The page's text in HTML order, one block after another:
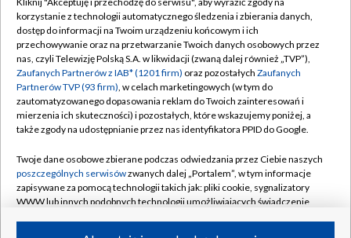
TVP
Abonament TVP
Emisja w TVP
Centrum informacji TVP
Naziemna Telewizja Cyfrowa
Rada Programowa
System NOS
Informacje o nadawcy
Regulamin TVP
Polityka prywatności
Moje zgody
Pomoc
Kontakt
Kanały
korzystanie z technologii automatycznego śledzenia i zbierania danych,
dostęp do informacji na Twoim urządzeniu końcowym i ich
przechowywanie oraz na przetwarzanie Twoich danych osobowych przez
nas, czyli Telewizję Polską S.A. w likwidacji (zwaną dalej również „TVP”),
Zaufanych Partnerów z IAB* (1201 firm) oraz pozostałych Zaufanych
Partnerów TVP (93 firm), w celach marketingowych (w tym do
zautomatyzowanego dopasowania reklam do Twoich zainteresowań i
mierzenia ich skuteczności) i pozostałych, które wskazujemy poniżej, a
także zgody na udostępnianie przez nas identyfikatora PPID do Google.
Twoje dane osobowe zbierane podczas odwiedzania przez Ciebie naszych
poszczególnych serwisówzwanych dalej „Portalem”, w tym informacje
zapisywane za pomocą technologii takich jak: pliki cookie, sygnalizatory
WWW lub innych podobnych technologii umożliwiających świadczenie